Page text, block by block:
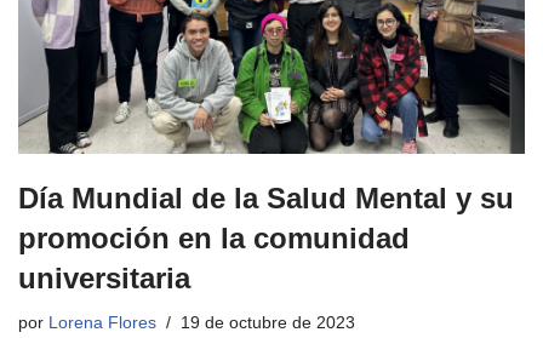
Día Mundial de la Salud Mental y su
promoción en la comunidad
universitaria
por Lorena Flores 19 de octubre de 2023